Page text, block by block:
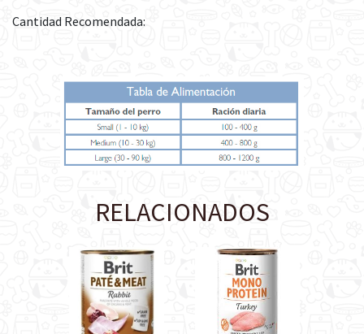
Cantidad Recomendada:
RELACIONADOS